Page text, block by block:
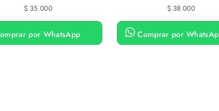
$ 35.000
por WhatsApp
$ 38.000
Comprar por